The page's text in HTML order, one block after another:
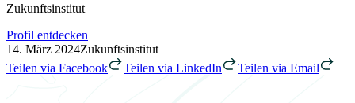
Zukunftsinstitut
Profil entdecken
14. März 2024Zukunftsinstitut
Teilen via Facebook
Teilen via LinkedIn Teilen via Email